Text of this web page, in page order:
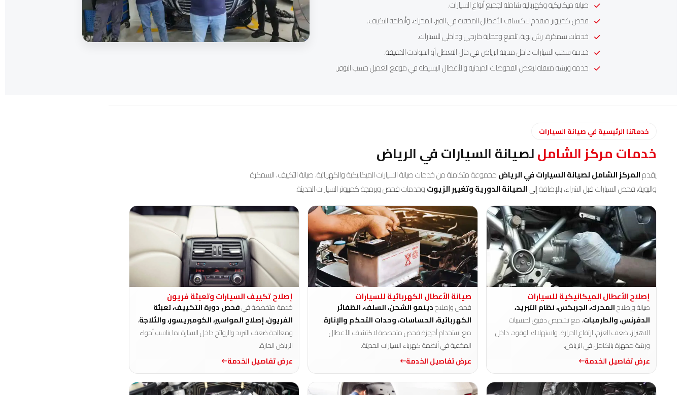
صيانة ميكانيكية وكهربائية شاملة لجميع أنواع السيارات.
فحص كمبيوتر متقدم لاكتشاف الأعطال المخفية في القير، المحرك، وأنظمة التكييف.
خدمات سمكرة، رش بوية، تلميع وحماية خارجي وداخلي للسيارات.
خدمةسحب السيارات داخل مدينة الرياضفي حال التعطل أو الحوادث الخفيفة.
خدمةورشة متنقلةلبعض الفحوصات المبدئية والأعطال البسيطة في موقع العميل حسب التوفر.
خدماتنا الرئيسية في صيانة السيارات
خدمات مركز الشامللصيانة السيارات في الرياض
يقدمالمركز الشامل لصيانة السيارات في الرياضمجموعة متكاملة من خدمات صيانة السيارات الميكانيكية والكهربائية، صيانة التكييف، السمكرة
والبوية، فحص السيارات قبل الشراء، بالإضافة إلىالصيانة الدورية وتغيير الزيوتوخدمات فحص وبرمجة كمبيوتر السيارات الحديثة.
إصلاح الأعطال الميكانيكية للسيارات
صيانة وإصلاحالمحرك، الجربكس، نظام التبريد،
الدفرنس، والطرمبات، مع تشخيص دقيق لمسببات
الاهتزاز، ضعف العزم، ارتفاع الحرارة، واستهلاك الوقود، داخل
ورشة مجهزة بالكامل في الرياض.
عرض تفاصيل الخدمة
صيانة الأعطال الكهربائية للسيارات
فحص وإصلاحدينمو الشحن، السلف، الظفائر
الكهربائية، الحساسات، وحدات التحكم والإنارة،
مع استخدام أجهزة فحص متخصصة لاكتشاف الأعطال
المخفية في أنظمة كهرباء السيارات الحديثة.
عرض تفاصيل الخدمة
إصلاح تكييف السيارات وتعبئة فريون
خدمة متخصصة فيفحص دورة التكييف، تعبئة
الفريون، إصلاح المواسير، الكومبريسور، والثلاجة،
ومعالجة ضعف التبريد والروائح داخل السيارة بما يناسب أجواء
الرياض الحارة.
عرض تفاصيل الخدمة